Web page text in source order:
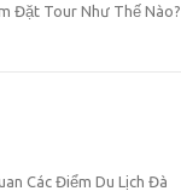
Đặt Tour Như Thế Nào?
Các Điểm Du Lịch Đà